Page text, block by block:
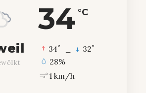
34 °C
34° 32°
28%
1 km/h